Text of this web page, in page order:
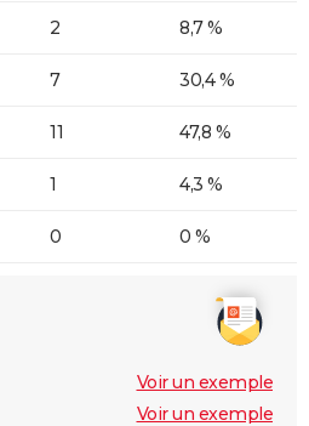
2 8,7 %
7 30,4 %
11 47,8 %
1 4,3 %
0 0 %
Voir un exemple
Voir un exemple